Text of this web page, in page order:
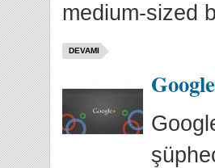
medium-sized
DEVAMI